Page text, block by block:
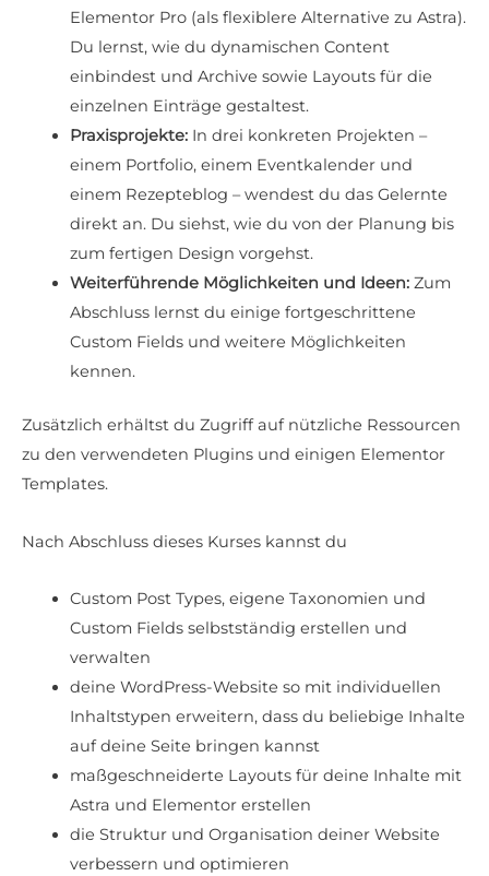
Elementor Pro (als flexiblere Alternative zu Astra).
Du lernst, wie du dynamischen Content
einbindest und Archive sowie Layouts für die
einzelnen Einträge gestaltest.
Praxisprojekte:In drei konkreten Projekten –
einem Portfolio, einem Eventkalender und
einem Rezepteblog – wendest du das Gelernte
direkt an. Du siehst, wie du von der Planung bis
zum fertigen Design vorgehst.
Weiterführende Möglichkeiten und Ideen:Zum
Abschluss lernst du einige fortgeschrittene
Custom Fields und weitere Möglichkeiten
kennen.
Zusätzlich erhältst du Zugriff auf nützliche Ressourcen
zu den verwendeten Plugins und einigen Elementor
Templates.
Nach Abschluss dieses Kurses kannst du
Custom Post Types, eigene Taxonomien und
Custom Fields selbstständig erstellen und
verwalten
deine WordPress-Website so mit individuellen
Inhaltstypen erweitern, dass du beliebige Inhalte
auf deine Seite bringen kannst
maßgeschneiderte Layouts für deine Inhalte mit
Astra und Elementor erstellen
die Struktur und Organisation deiner Website
verbessern und optimieren